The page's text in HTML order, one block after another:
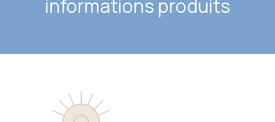
informations produits